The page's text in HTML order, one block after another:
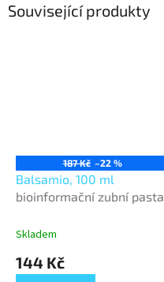
Související produkty
187 Kč –22 %
Balsamio, 100 ml
bioinformační zubní pasta
Skladem
144 Kč